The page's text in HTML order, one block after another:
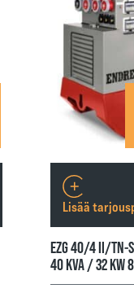
EZG 40/4 II/TN-S
40 KVA / 32 KW
Lisää